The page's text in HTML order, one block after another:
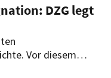
DZG legt
Vor diesem
der